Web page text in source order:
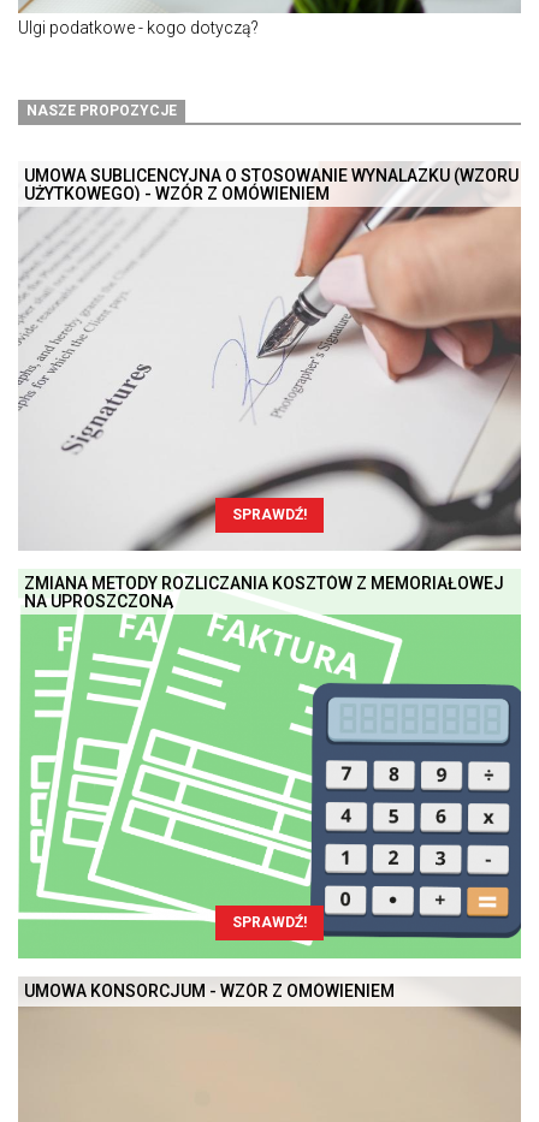
Ulgi podatkowe - kogo dotyczą?
NASZE PROPOZYCJE
UMOWA SUBLICENCYJNA O STOSOWANIE WYNALAZKU (WZORU
UŻYTKOWEGO) - WZÓR Z OMÓWIENIEM
SPRAWDŹ!
ZMIANA METODY ROZLICZANIA KOSZTÓW Z MEMORIAŁOWEJ
NA UPROSZCZONĄ
SPRAWDŹ!
UMOWA KONSORCJUM - WZÓR Z OMÓWIENIEM